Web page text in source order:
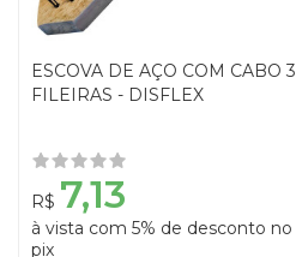
ESCOVA DE AÇO COM CABO 3
FILEIRAS - DISFLEX
R$ 7,13
à vista com 5% de desconto no
pix